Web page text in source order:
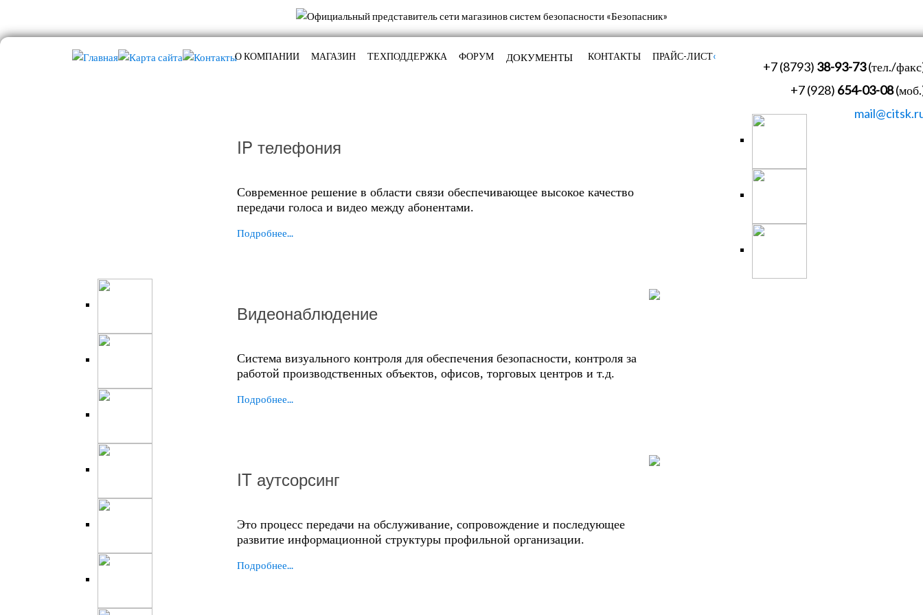
+7 (8793) 38-93-73(тел./
+7 (928) 654-03-08
О КОМПАНИИ МАГАЗИН ТЕХПОДДЕРЖКА ФОРУМ КОНТАКТЫ ПРАЙС-ЛИСТ
IP телефония
Современное решение в области связи обеспечивающее высокое качество
передачи голоса и видео между абонентами.
Подробнее...
Видеонаблюдение
Система визуального контроля для обеспечения безопасности, контроля за
работой производственных объектов, офисов, торговых центров и т.д.
Подробнее...
IT аутсорсинг
Это процесс передачи на обслуживание, сопровождение и последующее
развитие информационной структуры профильной организации.
Подробнее...
‹